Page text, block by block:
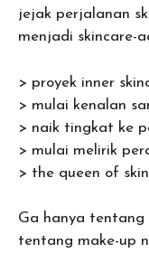
jejak perjalanan
menjadi skincare-
> proyek inner
> mulai kenalan
> naik tingkat ke
> mulai melirik
> the queen of
Ga hanya tentang
tentang make-up